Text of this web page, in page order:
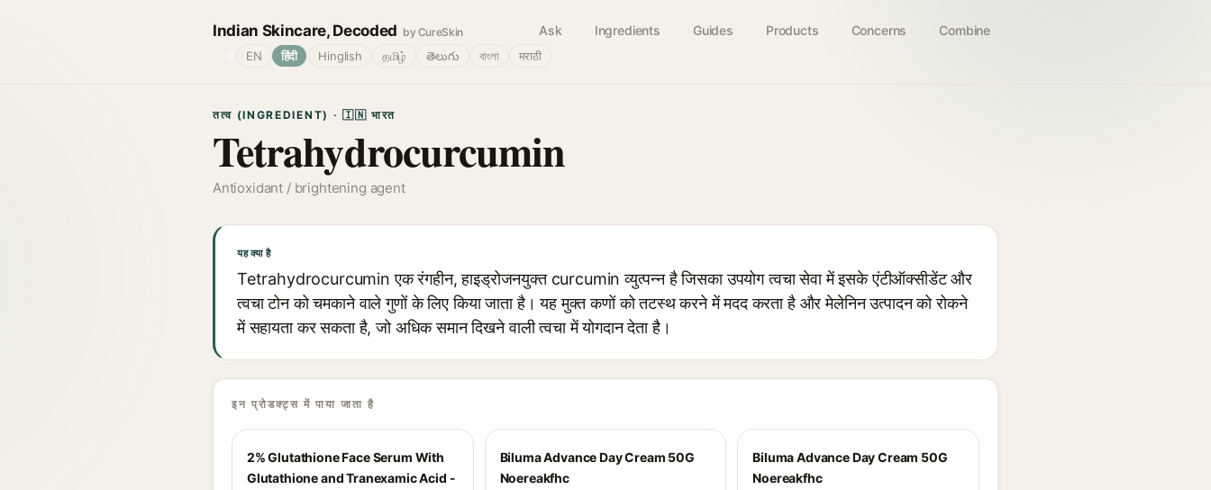
Indian Skincare, Decoded by CureSkin Ask Ingredients Guides Products Concerns Combine
EN हिंदी Hinglish தமிழ் తెలుగు বাংলা मराठी
तत्व (INGREDIENT) · 🇮🇳 भारत
Tetrahydrocurcumin
Antioxidant / brightening agent
यह क्या है
Tetrahydrocurcumin एक रंगहीन, हाइड्रोजनयुक्त curcumin व्युत्पन्न है जिसका उपयोग त्वचा सेवा में इसके एंटीऑक्सीडेंट और
त्वचा टोन को चमकाने वाले गुणों के लिए किया जाता है। यह मुक्त कणों को तटस्थ करने में मदद करता है और मेलेनिन उत्पादन को रोकने
में सहायता कर सकता है, जो अधिक समान दिखने वाली त्वचा में योगदान देता है।
इन प्रोडक्ट्स में पाया जाता है
2% Glutathione Face Serum With
Glutathione and Tranexamic Acid -
Biluma Advance Day Cream 50G
Noereakfhc
Biluma Advance Day Cream 50G
Noereakfhc